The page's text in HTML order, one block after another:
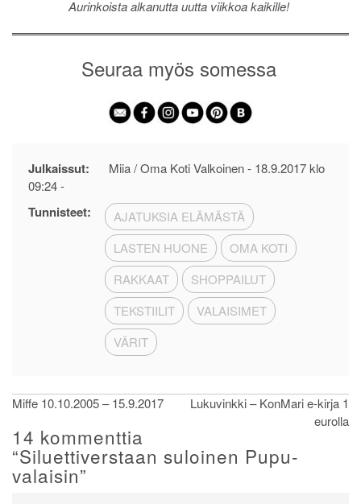
Aurinkoista alkanutta uutta viikkoa kaikille!
Seuraa myös somessa
Julkaissut: Miia / Oma Koti Valkoinen - 18.9.2017 klo
09:24-
Tunnisteet:
AJATUKSIA ELÄMÄSTÄ
LASTEN HUONE
OMA KOTI
RAKKAAT
SHOPPAILUT
TEKSTIILIT
VALAISIMET
VÄRIT
Artikkelien
selaus
Miffe 10.10.2005 – 15.9.2017
Lukuvinkki – KonMari e-kirja 1
eurolla
14 kommenttia
“Siluettiverstaan suloinen Pupu-
valaisin”